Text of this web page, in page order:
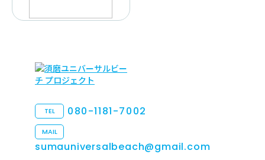
TEL 080-1181-7002
MAIL
sumauniversalbeach@gmail.com